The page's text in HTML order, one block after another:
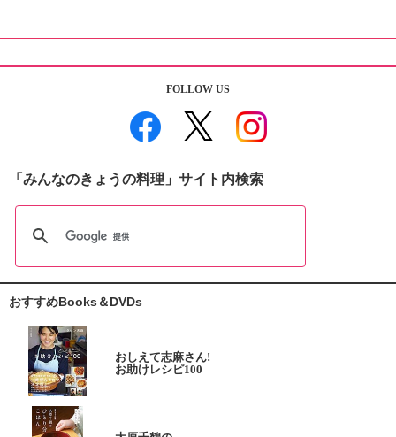
FOLLOW US
「みんなのきょうの料理」サイト内検索
おすすめBooks＆DVDs
おしえて志麻さん!
お助けレシピ100